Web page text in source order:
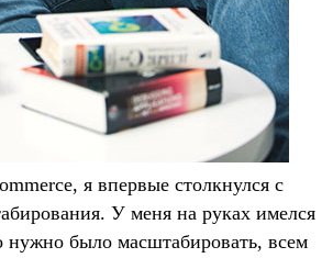
я впервые столкнулся с
У меня на руках имелся
нужно было масштабировать, всем